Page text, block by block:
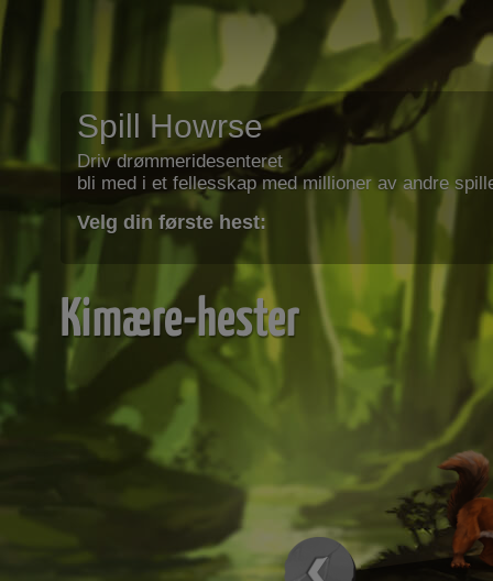
Spill Howrse
Driv drømmeridesenteret
bli med i et fellesskap med millioner av andre
Velg din første hest:
Kimære-hester